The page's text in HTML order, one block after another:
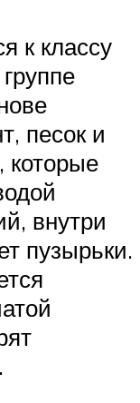
к классу
песок и
которые
внутри
пузырьки.